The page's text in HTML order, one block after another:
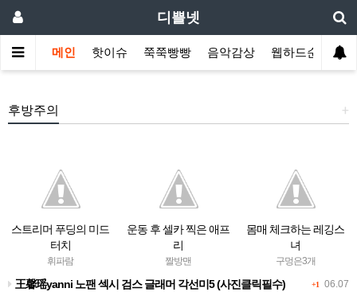
디쁠넷
메인 핫이슈 쭉쭉빵빵 음악감상 웹하드순위
+
후방주의
스트리머 푸딩의 미드
터치
휘파람
운동 후 셀카 찍은 애프
리
짤방맨
몸매 체크하는 레깅스
녀
구멍은3개
+1 06.07
王馨瑶yanni 노팬 섹시 검스 글래머 각선미5 (사진클릭필수)